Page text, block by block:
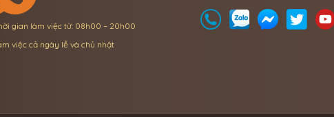
gian làm việc từ: 08h00 – 20h00
việc cả ngày lễ và chủ nhật